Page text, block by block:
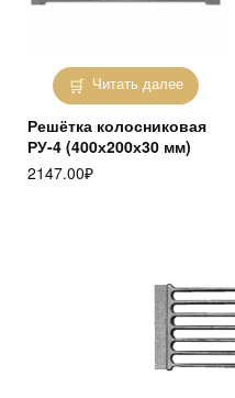
Читать далее
Решётка колосниковая
РУ-4 (400х200х30 мм)
2147.00₽